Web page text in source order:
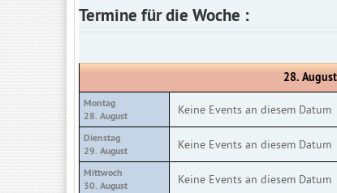
Termine für die Woche :
28.
Montag
28. August
Keine Events an diesem Datum
Dienstag
29. August
Keine Events an diesem Datum
Mittwoch
30. August
Keine Events an diesem Datum